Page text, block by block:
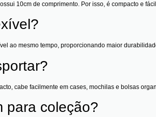
10cm de comprimento. Por isso, é compacto e
ao mesmo tempo, proporcionando maior
cabe facilmente em cases, mochilas e bolsas
para coleção?